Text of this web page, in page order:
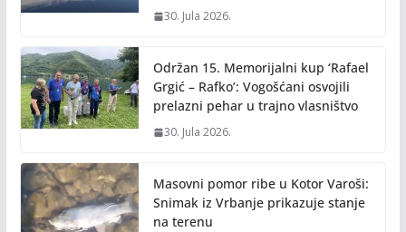
30. Jula 2026.
Održan 15. Memorijalni kup ‘Rafael
Grgić – Rafko’: Vogošćani osvojili
prelazni pehar u trajno vlasništvo
30. Jula 2026.
Masovni pomor ribe u Kotor Varoši:
Snimak iz Vrbanje prikazuje stanje
na terenu